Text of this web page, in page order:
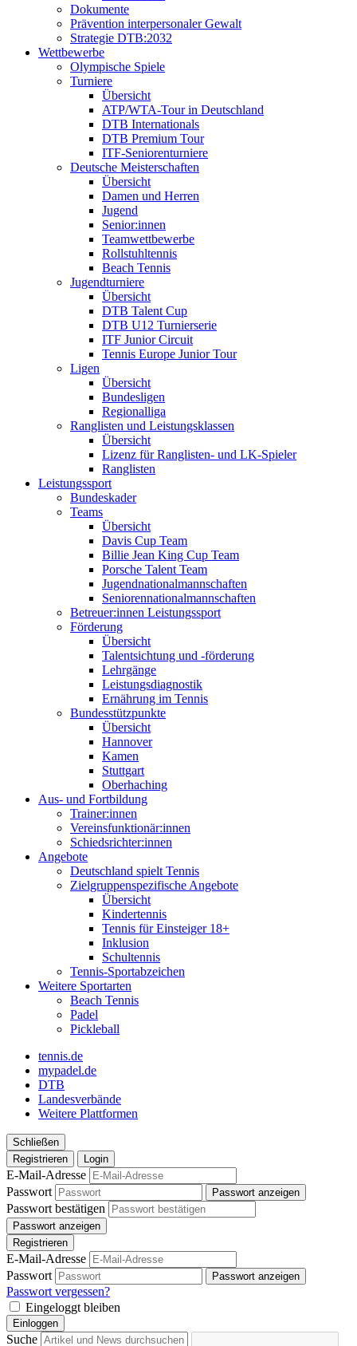
Dokumente
Prävention interpersonaler Gewalt
Strategie DTB:2032
Wettbewerbe
Olympische Spiele
Turniere
Übersicht
ATP/WTA-Tour in Deutschland
DTB Internationals
DTB Premium Tour
ITF-Seniorenturniere
Deutsche Meisterschaften
Übersicht
Damen und Herren
Jugend
Senior:innen
Teamwettbewerbe
Rollstuhltennis
Beach Tennis
Jugendturniere
Übersicht
DTB Talent Cup
DTB U12 Turnierserie
ITF Junior Circuit
Tennis Europe Junior Tour
Ligen
Übersicht
Bundesligen
Regionalliga
Ranglisten und Leistungsklassen
Übersicht
Lizenz für Ranglisten- und LK-Spieler
Ranglisten
Leistungssport
Bundeskader
Teams
Übersicht
Davis Cup Team
Billie Jean King Cup Team
Porsche Talent Team
Jugendnationalmannschaften
Seniorennationalmannschaften
Betreuer:innen Leistungssport
Förderung
Übersicht
Talentsichtung und -förderung
Lehrgänge
Leistungsdiagnostik
Ernährung im Tennis
Bundesstützpunkte
Übersicht
Hannover
Kamen
Stuttgart
Oberhaching
Aus- und Fortbildung
Trainer:innen
Vereinsfunktionär:innen
Schiedsrichter:innen
Angebote
Deutschland spielt Tennis
Zielgruppenspezifische Angebote
Übersicht
Kindertennis
Tennis für Einsteiger 18+
Inklusion
Schultennis
Tennis-Sportabzeichen
Weitere Sportarten
Beach Tennis
Padel
Pickleball
tennis.de
mypadel.de
DTB
Landesverbände
Weitere Plattformen
Schließen
Registrieren
Login
E-Mail-Adresse
Passwort
Passwort anzeigen
Passwort bestätigen
Passwort anzeigen
Registrieren
E-Mail-Adresse
Passwort
Passwort anzeigen
Passwort vergessen?
Eingeloggt bleiben
Einloggen
Suche